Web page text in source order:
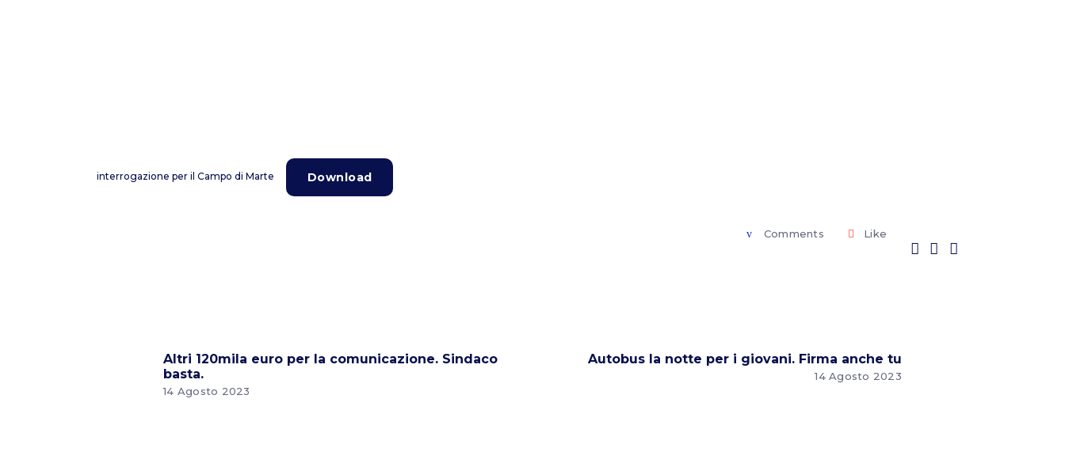
interrogazione per il Campo di Marte Download
Comments Like
Altri 120mila euro per la comunicazione. Sindaco
basta.
14 Agosto 2023
Autobus la notte per i giovani. Firma anche tu
14 Agosto 2023